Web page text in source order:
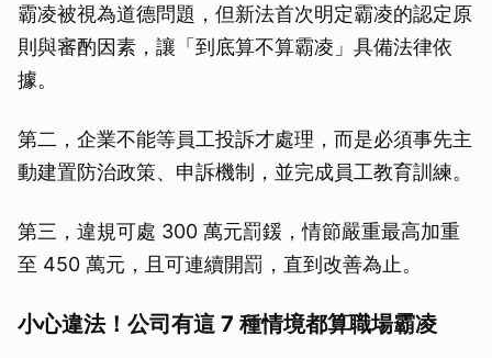
霸凌被視為道德問題，但新法首次明定霸凌的認定原
則與審酌因素，讓「到底算不算霸凌」具備法律依
據。
第二，企業不能等員工投訴才處理，而是必須事先主
動建置防治政策、申訴機制，並完成員工教育訓練。
第三，違規可處 300 萬元罰鍰，情節嚴重最高加重
至 450 萬元，且可連續開罰，直到改善為止。
小心違法！公司有這 7 種情境都算職場霸凌